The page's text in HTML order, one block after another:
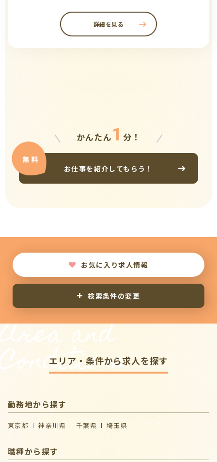
詳細を見る
かんたん 1 分！
お仕事を紹介してもらう！
お気に入り求人情報
検索条件の変更
Area and
Conditions
エリア・条件から求人を探す
勤務地から探す
東京都 神奈川県 千葉県 埼玉県
職種から探す